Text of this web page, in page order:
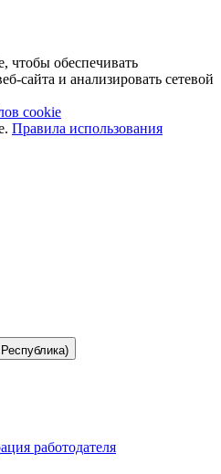
чтобы обеспечивать
сайта и анализировать сетевой
cookie
Правила использования
работодателя